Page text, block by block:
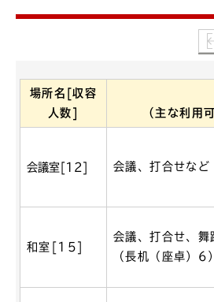
場所名[収容
人数]
（主な利用
会議室[12] 会議、打合せなど
和室[15]
会議、打合せ、
（長机（座卓）6）